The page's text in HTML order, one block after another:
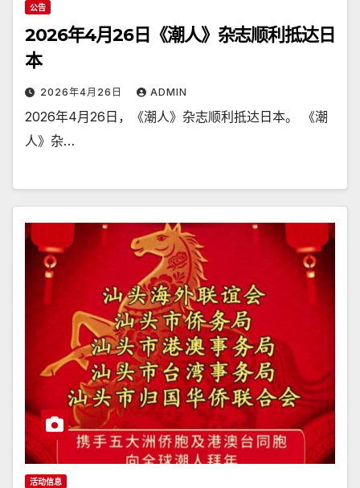
公告
2026年4月26日《潮人》杂志顺利抵达日
本
2026年4月26日 ADMIN
2026年4月26日，《潮人》杂志顺利抵达日本。 《潮
人》杂…
活动信息